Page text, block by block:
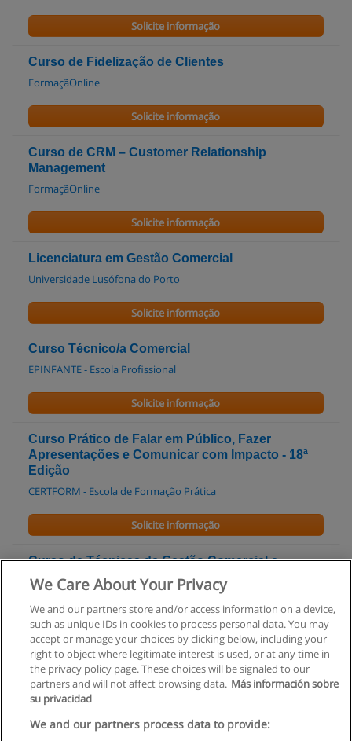
Solicite informação
Curso de Fidelização de Clientes
FormaçãOnline
Solicite informação
Curso de CRM – Customer Relationship
Management
FormaçãOnline
Solicite informação
Licenciatura em Gestão Comercial
Universidade Lusófona do Porto
Solicite informação
Curso Técnico/a Comercial
EPINFANTE - Escola Profissional
Solicite informação
Curso Prático de Falar em Público, Fazer
Apresentações e Comunicar com Impacto - 18ª
Edição
CERTFORM - Escola de Formação Prática
Solicite informação
Curso de Técnicas de Gestão Comercial e
Marketing
ISCET - Instituto Superior de Ciências Empresariais e Turismo
Solicite informação
Regras de uso
We Care About Your Privacy
We and our partners store and/or access information on a device,
such as unique IDs in cookies to process personal data. You may
accept or manage your choices by clicking below, including your
right to object where legitimate interest is used, or at any time in
the privacy policy page. These choices will be signaled to our
partners and will not affect browsing data. Más información sobre
su privacidad
We and our partners process data to provide: